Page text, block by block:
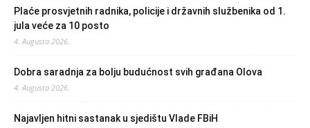
Plaće prosvjetnih radnika, policije i državnih službenika od 1.
jula veće za 10 posto
4. Augusta 2026.
Dobra saradnja za bolju budućnost svih građana Olova
4. Augusta 2026.
Najavljen hitni sastanak u sjedištu Vlade FBiH